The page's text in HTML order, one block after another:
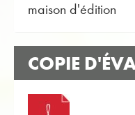
maison d'édition
COPIE